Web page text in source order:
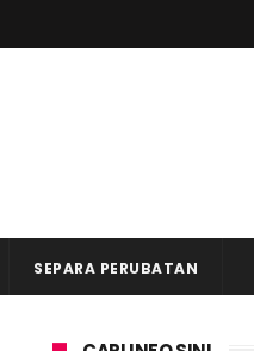
SEPARA PERUBATAN